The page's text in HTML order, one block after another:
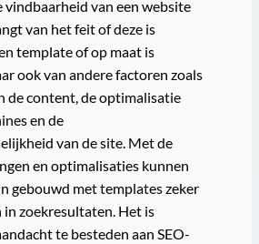
vindbaarheid van een website
van het feit of deze is
template of op maat is
ook van andere factoren zoals
de content, de optimalisatie
en de
van de site. Met de
en optimalisaties kunnen
gebouwd met templates zeker
in zoekresultaten. Het is
te besteden aan SEO-